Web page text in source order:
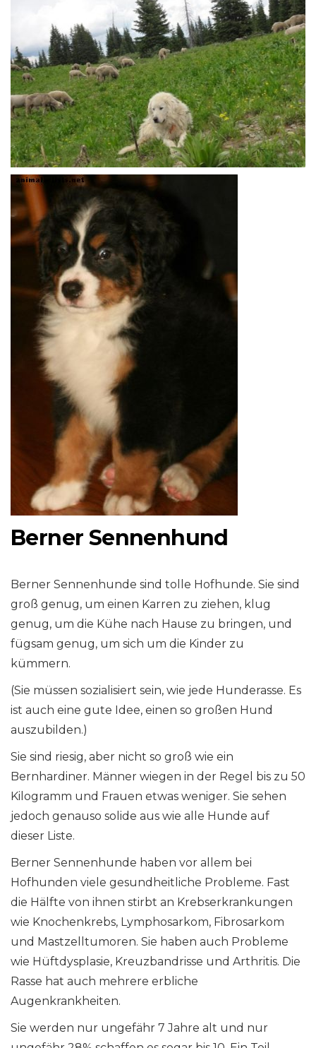
Berner Sennenhund
Berner Sennenhunde sind tolle Hofhunde. Sie sind
groß genug, um einen Karren zu ziehen, klug
genug, um die Kühe nach Hause zu bringen, und
fügsam genug, um sich um die Kinder zu
kümmern.
(Sie müssen sozialisiert sein, wie jede Hunderasse. Es
ist auch eine gute Idee, einen so großen Hund
auszubilden.)
Sie sind riesig, aber nicht so groß wie ein
Bernhardiner. Männer wiegen in der Regel bis zu 50
Kilogramm und Frauen etwas weniger. Sie sehen
jedoch genauso solide aus wie alle Hunde auf
dieser Liste.
Berner Sennenhunde haben vor allem bei
Hofhunden viele gesundheitliche Probleme. Fast
die Hälfte von ihnen stirbt an Krebserkrankungen
wie Knochenkrebs, Lymphosarkom, Fibrosarkom
und Mastzelltumoren. Sie haben auch Probleme
wie Hüftdysplasie, Kreuzbandrisse und Arthritis. Die
Rasse hat auch mehrere erbliche
Augenkrankheiten.
Sie werden nur ungefähr 7 Jahre alt und nur